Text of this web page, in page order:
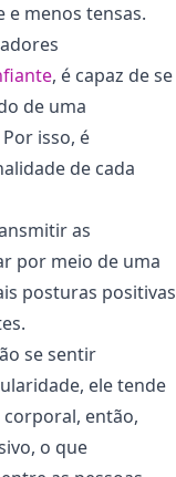
e menos tensas.
, é capaz de se
de uma
isso, é
de cada
as
por meio de uma
posturas positivas
se sentir
ele tende
corporal, então,
o que